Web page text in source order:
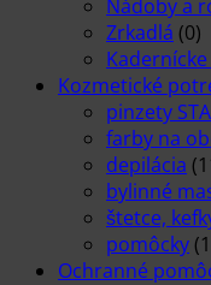
Nádoby a
Zrkadlá (0)
Kozmetické
pinzety
farby na
depilácia
bylinné
štetce,
pomôcky
Ochranné